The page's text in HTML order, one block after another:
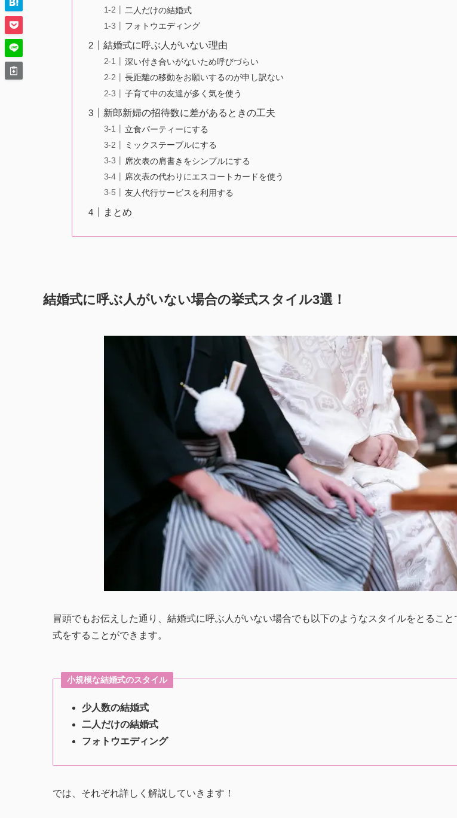
二人だけの結婚式
フォトウエディング
結婚式に呼ぶ人がいない理由
深い付き合いがないため呼びづらい
長距離の移動をお願いするのが申し訳ない
子育て中の友達が多く気を使う
新郎新婦の招待数に差があるときの工夫
立食パーティーにする
ミックステーブルにする
席次表の肩書きをシンプルにする
席次表の代わりにエスコートカードを使う
友人代行サービスを利用する
まとめ
結婚式に呼ぶ人がいない場合の挙式スタイル3選！
冒頭でもお伝えした通り、結婚式に呼ぶ人がいない場合でも以下のようなスタイルをとるこ
式をすることができます。
小規模な結婚式のスタイル
少人数の結婚式
二人だけの結婚式
フォトウエディング
では、それぞれ詳しく解説していきます！